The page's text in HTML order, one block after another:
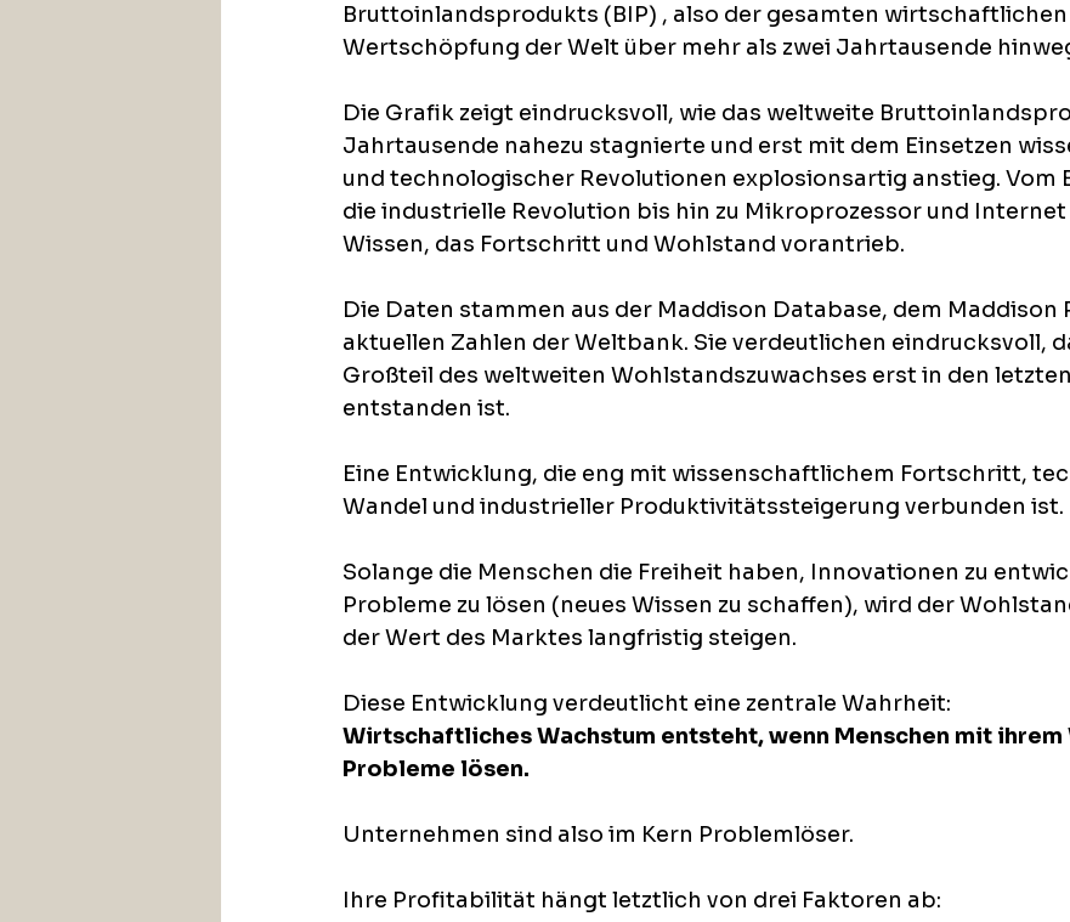
Bruttoinlandsprodukts (BIP) , also der gesamten wirtschaftlichen
Wertschöpfung der Welt über mehr als zwei Jahrtausende
Die Grafik zeigt eindrucksvoll, wie das weltweite
Jahrtausende nahezu stagnierte und erst mit dem Einsetzen
und technologischer Revolutionen explosionsartig anstieg. Vom
die industrielle Revolution bis hin zu Mikroprozessor und
Wissen, das Fortschritt und Wohlstand vorantrieb.
Die Daten stammen aus der Maddison Database, dem Maddison
aktuellen Zahlen der Weltbank. Sie verdeutlichen eindrucksvoll,
Großteil des weltweiten Wohlstandszuwachses erst in den
entstanden ist.
Eine Entwicklung, die eng mit wissenschaftlichem Fortschritt,
Wandel und industrieller Produktivitätssteigerung verbunden ist.
Solange die Menschen die Freiheit haben, Innovationen zu
Probleme zu lösen (neues Wissen zu schaffen), wird der
der Wert des Marktes langfristig steigen.
Diese Entwicklung verdeutlicht eine zentrale Wahrheit:
Wirtschaftliches Wachstum entsteht, wenn Menschen mit ihrem
Probleme lösen.
Unternehmen sind also im Kern Problemlöser.
Ihre Profitabilität hängt letztlich von drei Faktoren ab: